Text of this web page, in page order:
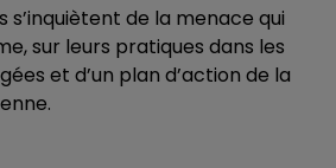
s’inquiètent de la menace qui
sur leurs pratiques dans les
et d’un plan d’action de la